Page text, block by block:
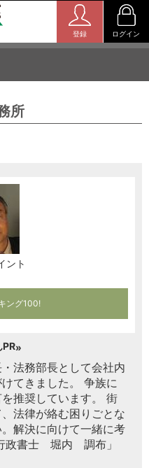
登録 ログイン
所
ント
ング100!
法務部長として会社内
てきました。 争族に
推奨しています。 街
法律が絡む困りごとな
解決に向けて一緒に考
政書士 堀内 調布」